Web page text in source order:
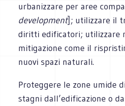
urbanizzare per aree
development]; utilizzare il
diritti edificatori; utilizzare
mitigazione come il
nuovi spazi naturali.
Proteggere le zone umide
stagni dall’edificazione o